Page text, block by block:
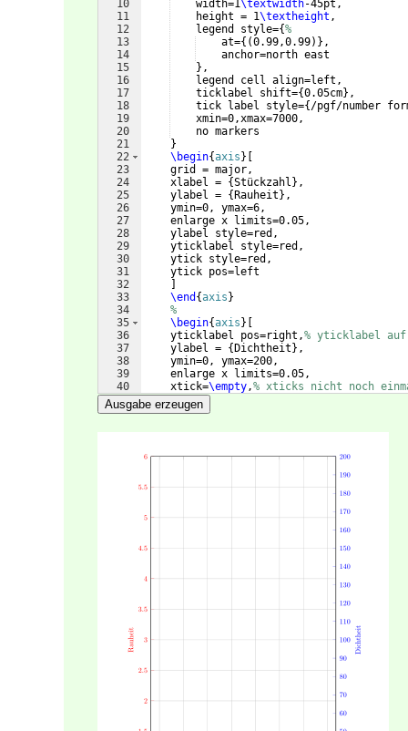
10
11
12
13
14
15
16
17
18
19
20
21
22
23
24
25
26
27
28
29
30
31
32
33
34
35
36
37
38
39
40
41
    width=1
\textwidth-45pt,
    height = 1
\textheight ,
    legend style=
{%
    at=
{(0.99,0.99)} ,
    anchor=north east
} ,
    legend cell align=left,
    ticklabel shift=
{0.05cm} ,
    tick label style=
{ /pgf/number
    xmin=0,xmax=7000,
    no markers
}
\begin{axis }
    grid = major,
    xlabel =
{Stückzahl } ,
    ylabel =
{ Rauheit } ,
    ymin=0, ymax=6,
    enlarge x limits=0.05,
    ylabel style=red,
    yticklabel style=red,
    ytick style=red,
    ytick pos=left
\end {axis }
%
\begin{axis }
    yticklabel pos=right,
% yticklabel
    ylabel =
{ Dichtheit } ,
    ymin=0, ymax=200,
    enlarge x limits=0.05,
    xtick=
\empty,% xticks nicht noch
    yticklabel style=blue,
Ausgabe erzeugen